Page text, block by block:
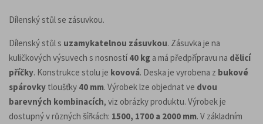
Dílenský stůl se zásuvkou.
Dílenský stůl s uzamykatelnou zásuvkou. Zásuvka je na
kuličkových výsuvech s nosností40 kg a má předpřípravu na dělicí
příčky. Konstrukce stolu je kovová. Deska je vyrobena z bukové
spárovky tloušťky 40 mm. Výrobek lze objednat ve dvou
barevných kombinacích, viz obrázky produktu. Výrobek je
dostupný v různých šířkách: 1500, 1700 a 2000 mm. V základním